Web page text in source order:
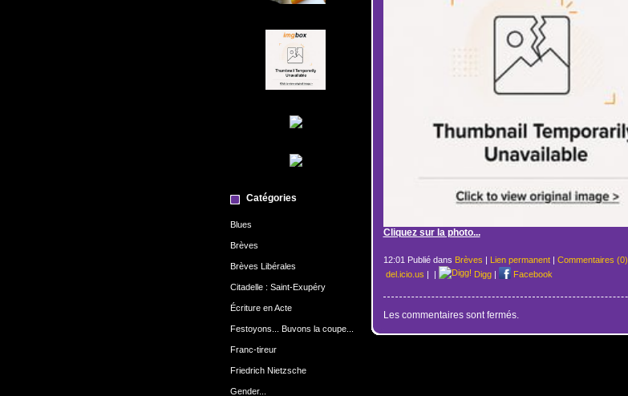
Catégories
Blues
Brèves
Brèves Libérales
Citadelle : Saint-Exupéry
Écriture en Acte
Festoyons... Buvons la coupe...
Franc-tireur
Friedrich Nietzsche
Gender...
Cliquez sur la photo...
12:01 Publié dans Brèves | Lien permanent| Commentaires (0)
del.icio.us | | Digg| Facebook
Les commentaires sont fermés.